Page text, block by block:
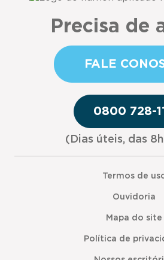
Precisa de
FALE
0800 728-
(Dias úteis, das 8h
Termos de
Ouvidoria
Mapa do site
Política de